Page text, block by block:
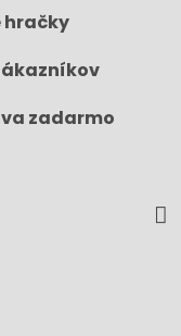
hračky
zadarmo